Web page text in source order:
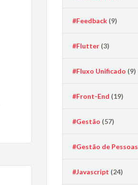
#Feedback (9)
#Flutter (3)
#Fluxo Unificado (9)
#Front-End (19)
#Gestão (57)
#Gestão de Pessoas
#Javascript (24)